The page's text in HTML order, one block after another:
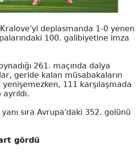
deplasmanda 1-0 yenen
100. galibiyetine imza
261. maçında dalya
geride kalan müsabakaların
111 karşılaşmada
sıra Avrupa'daki 352. golünü
gördü